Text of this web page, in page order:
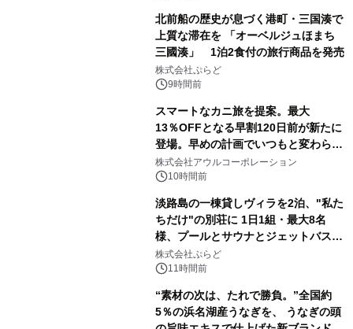
北前船の歴史が息づく港町・三国湊で
上質な滞在を 「オーベルジュほまち
三國湊」 1泊2食付の旅行商品を発売
株式会社ぷらど
9時間前
スマートなカニ旅を提案。最大
13％OFFとなる早割120日前が新たに
登場。早めの計画でいつもと変わらぬ
大人の冬旅を。ー夕日ヶ浦温泉「佳松
苑 別邸ふうか」ー
株式会社アウルコーポレーション
10時間前
淡路島の一棟貸しヴィラを2泊、"私た
ちだけ"の別荘に 1日1組・最大8名
様、プールとサウナとジェットバス付
きで Villa Mon Temps AWAJIの連泊
素泊りプラン
株式会社ぷらど
11時間前
“素材の次は、たれで勝負。”全国約
5％の浜名湖産うなぎを、 うなぎの頭